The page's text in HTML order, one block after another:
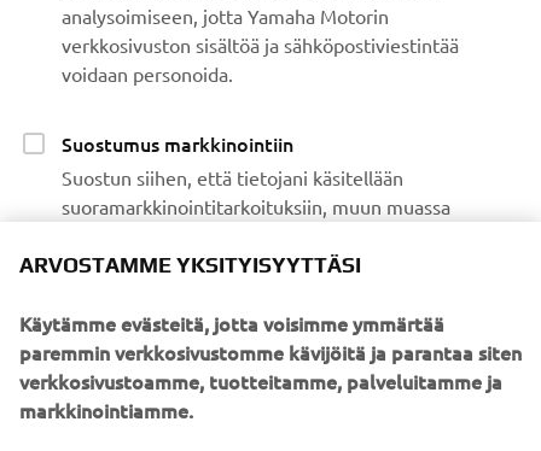
analysoimiseen, jotta Yamaha Motorin
verkkosivuston sisältöä ja sähköpostiviestintää
voidaan personoida.
Suostumus markkinointiin
Suostun siihen, että tietojani käsitellään
suoramarkkinointitarkoituksiin, muun muassa
lähettämiseen minulle, asiakasprofiilin
henkilökohtaiseen asiakassuhteiden hoitamiseen,
johon sisältyvät muun muassa uutiskirjeet,
erikoistarjoukset, kutsut tapahtumiin (koeajot ja
messut).
ARVOSTAMME YKSITYISYYTTÄSI
Käytämme evästeitä, jotta voisimme ymmärtää
paremmin verkkosivustomme kävijöitä ja parantaa siten
verkkosivustoamme, tuotteitamme, palveluitamme ja
markkinointiamme.